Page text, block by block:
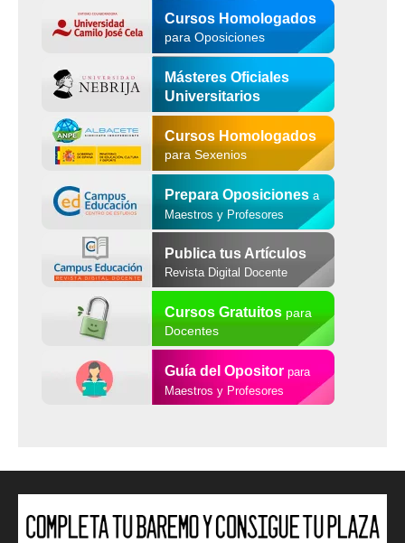
Cursos Homologados
para Oposiciones
Másteres Oficiales
Universitarios
Cursos Homologados
para Sexenios
Prepara Oposiciones a
Maestros y Profesores
Publica tus Artículos
Revista Digital Docente
Cursos Gratuitospara
Docentes
Guía del Opositor para
Maestros y Profesores